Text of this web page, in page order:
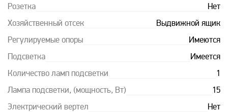
Розетка Нет
Хозяйственный отсек Выдвижной ящик
Регулируемые опоры Имеются
Подсветка Имеется
Количество ламп подсветки 1
Лампа подсветки, (мощность, Вт) 15
Электрический вертел Нет